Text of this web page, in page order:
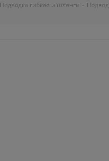
Подводка гибкая и шланги -